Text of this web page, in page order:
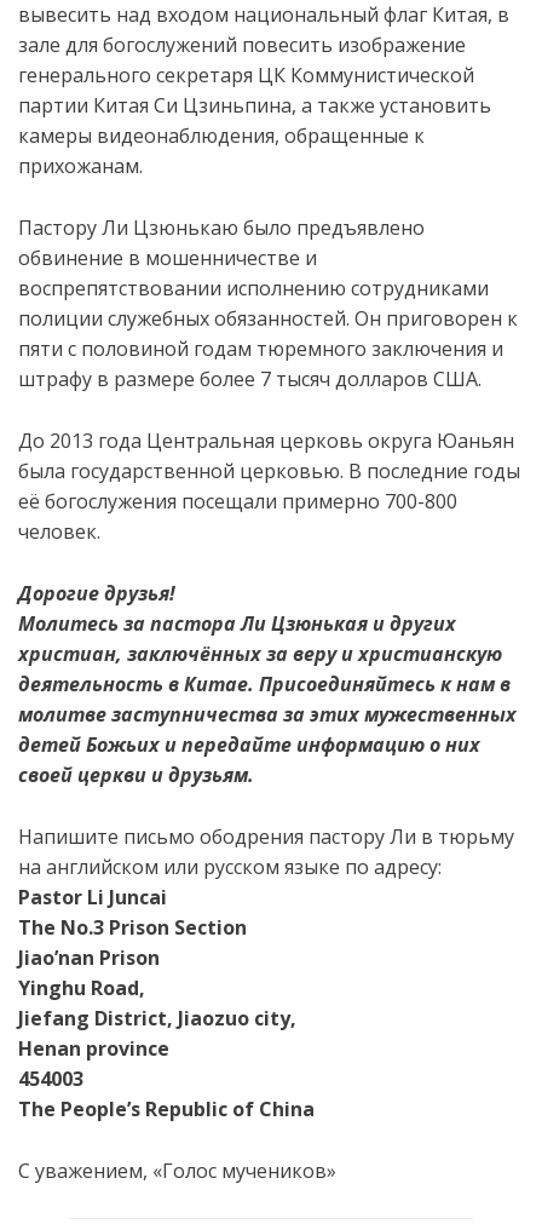
вывесить над входом национальный флаг Китая, в
зале для богослужений повесить изображение
генерального секретаря ЦК Коммунистической
партии Китая Си Цзиньпина, а также установить
камеры видеонаблюдения, обращенные к
прихожанам.
Пастору Ли Цзюнькаю было предъявлено
обвинение в мошенничестве и
воспрепятствовании исполнению сотрудниками
полиции служебных обязанностей. Он приговорен к
пяти с половиной годам тюремного заключения и
штрафу в размере более 7 тысяч долларов США.
До 2013 года Центральная церковь округа Юаньян
была государственной церковью. В последние годы
её богослужения посещали примерно 700-800
человек.
Дорогие друзья!
Молитесь за пастора Ли Цзюнькая и других
христиан, заключённых за веру и христианскую
деятельность в Китае. Присоединяйтесь к нам в
молитве заступничества за этих мужественных
детей Божьих и передайте информацию о них
своей церкви и друзьям.
Напишите письмо ободрения пастору Ли в тюрьму
на английском или русском языке по адресу:
Pastor Li Juncai
The No.3 Prison Section
Jiao’nan Prison
Yinghu Road,
Jiefang District, Jiaozuo city,
Henan province
454003
The People’s Republic of China
С уважением, «Голос мучеников»